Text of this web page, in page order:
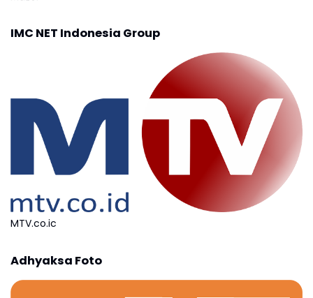
IMC NET Indonesia Group
MTV.co.ic
Adhyaksa Foto